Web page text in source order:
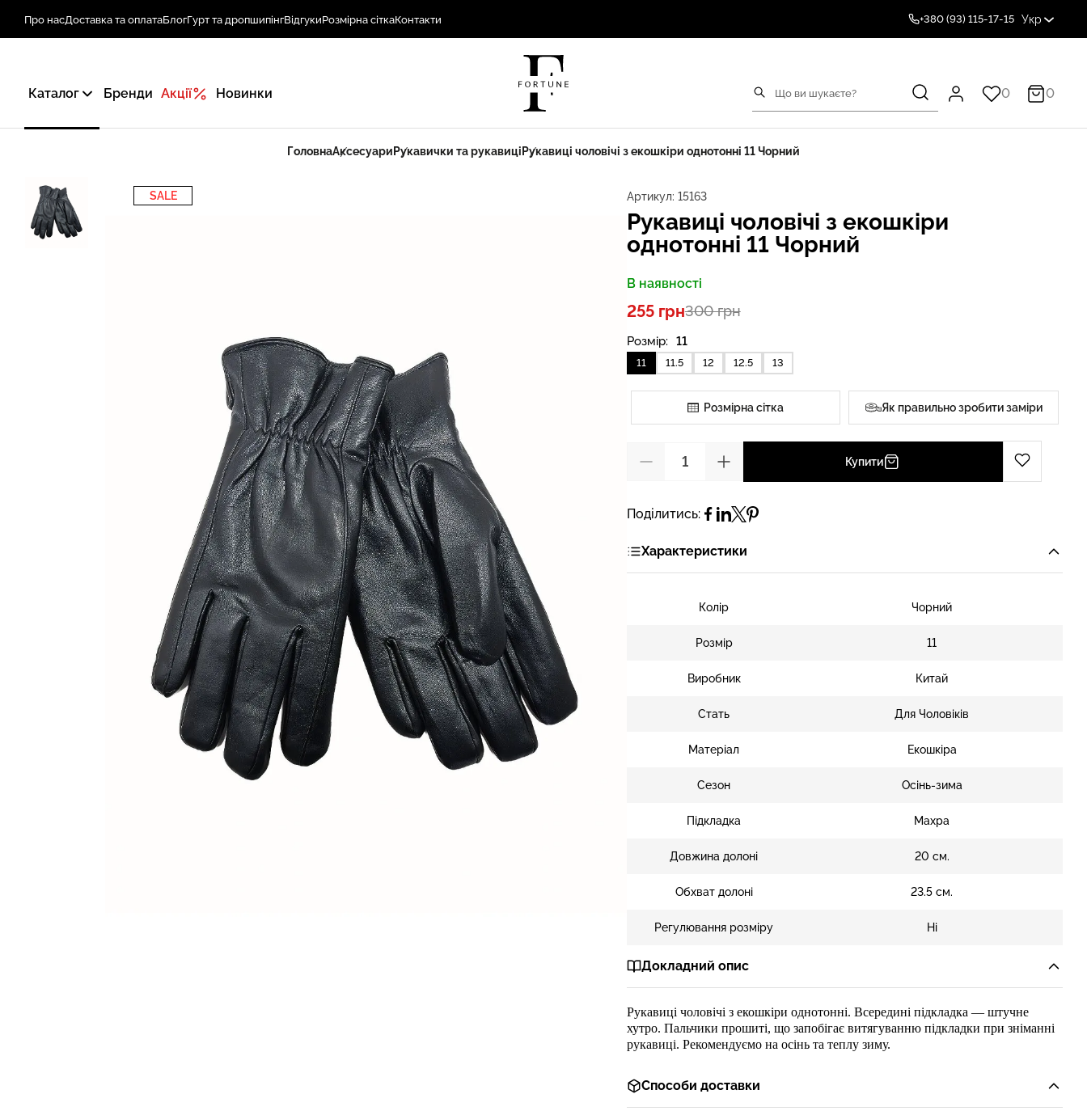
Про насДоставка та оплатаБлогГурт та дропшипінгВідгукиРозмірна сіткаКонтакти +380 (93) 115-17-15 Укр
Каталог Бренди Акції Новинки 0 0
ГоловнаАксесуари Рукавички та рукавиці Рукавиці чоловічі з екошкіри однотонні 11 Чорний
SALE Артикул: 15163
Рукавиці чоловічі з екошкіри
однотонні 11 Чорний
В наявності
255 грн300 грн
Розмір: 11
11 11.5 12 12.5 13
Розмірна сітка Як правильно зробити заміри
Купити
Поділитись:
Характеристики
Колір Чорний
Розмір 11
Виробник Китай
Стать Для Чоловіків
Матеріал Екошкіра
Сезон Осінь-зима
Підкладка Махра
Довжина долоні 20 см.
Обхват долоні 23.5 см.
Регулювання розміру Ні
Докладний опис
Рукавиці чоловічі з екошкіри однотонні. Всередині підкладка — штучне
хутро. Пальчики прошиті, що запобігає витягуванню підкладки при зніманні
рукавиці. Рекомендуємо на осінь та теплу зиму.
Способи доставки